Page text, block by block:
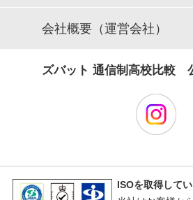
会社概要（運営会社）
ズバット 通信制高校比較
ISOを取得して